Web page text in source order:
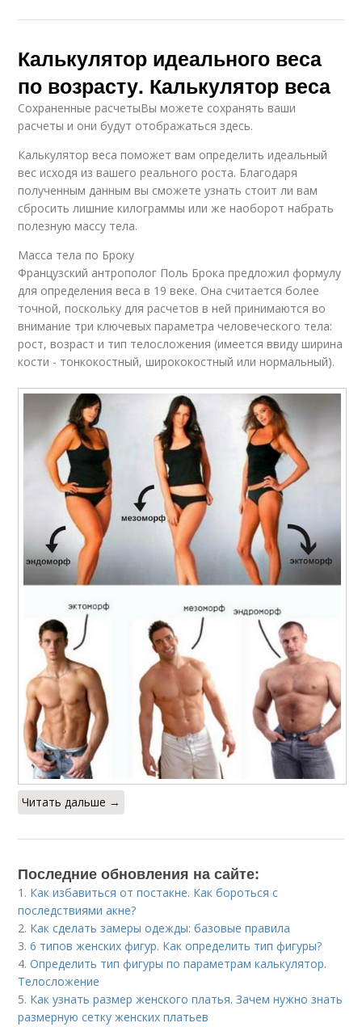
Калькулятор идеального веса
по возрасту. Калькулятор веса
Сохраненные расчетыВы можете сохранять ваши
расчеты и они будут отображаться здесь.
Калькулятор веса поможет вам определить идеальный
вес исходя из вашего реального роста. Благодаря
полученным данным вы сможете узнать стоит ли вам
сбросить лишние килограммы или же наоборот набрать
полезную массу тела.
Масса тела по Броку
Французский антрополог Поль Брока предложил формулу
для определения веса в 19 веке. Она считается более
точной, поскольку для расчетов в ней принимаются во
внимание три ключевых параметра человеческого тела:
рост, возраст и тип телосложения (имеется ввиду ширина
кости - тонкокостный, ширококостный или нормальный).
Читать дальше →
Последние обновления на сайте:
1. Как избавиться от постакне. Как бороться с
последствиями акне?
2. Как сделать замеры одежды: базовые правила
3.6 типов женских фигур. Как определить тип фигуры?
4.Определить тип фигуры по параметрам калькулятор.
Телосложение
5. Как узнать размер женского платья. Зачем нужно знать
размерную сетку женских платьев